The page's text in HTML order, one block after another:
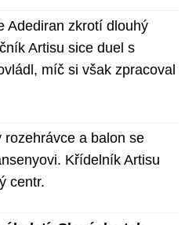
Adediran zkrotí dlouhý
Artisu sice duel s
míč si však zpracoval
rozehrávce a balon se
Křídelník Artisu
centr.